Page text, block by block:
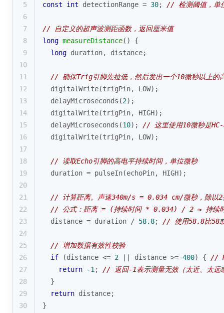
5 const int detectionRange = 30; // 检测阈值，单
6
7
// 自定义的超声波测距函数，返回厘米值
8
long measureDistance()
{
9
long duration, distance;
10
11
// 确保Trig引脚先拉低，然后发出一个10微秒以上的
12
digitalWrite(trigPin, LOW);
13
delayMicroseconds (2);
14
digitalWrite(trigPin, HIGH);
15
delayMicroseconds (10); // 这里使用10微秒是HC-
16
digitalWrite(trigPin, LOW);
17
18
// 读取Echo引脚的高电平持续时间，单位微秒
19
  duration =
pulseIn(echoPin, HIGH);
20
21
// 计算距离。声速340m/s = 0.034 cm/微秒，除以2
22
// 公式：距离 = (持续时间 * 0.034) / 2 ≈ 持续
23
  distance = duration /
58.8; // 使用58.8比58
24
25
// 增加数据有效性校验
26
if (distance <= 2 || distance >= 400) { //
27
return -1 ; // 返回-1表示测量无效（太近、太远
28
  }
29
return distance;
30
}